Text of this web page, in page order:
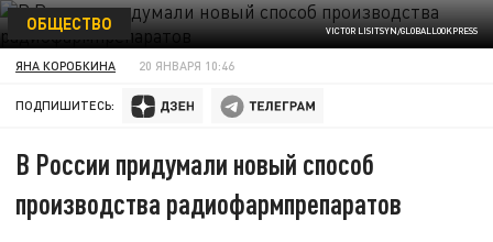
VICTOR LISITSYN/GLOBALLOOKPRESS
ОБЩЕСТВО
ЯНА КОРОБКИНА 20 ЯНВАРЯ 10:46
ПОДПИШИТЕСЬ:
В России придумали новый способ
производства радиофармпрепаратов